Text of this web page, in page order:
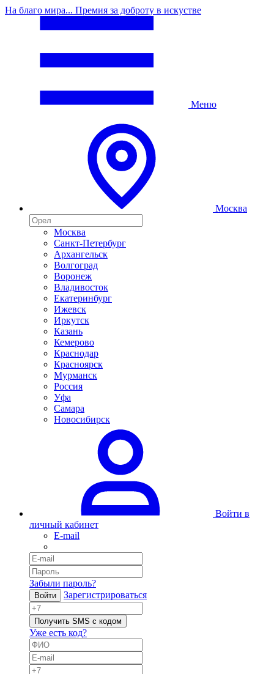
На благо мира... Премия за доброту в искустве
Меню
Москва
Москва
Санкт-Петербург
Архангельск
Волгоград
Воронеж
Владивосток
Екатеринбург
Ижевск
Иркутск
Казань
Кемерово
Краснодар
Красноярск
Мурманск
Россия
Уфа
Самара
Новосибирск
Войти в
личный кабинет
E-mail
Забыли пароль?
Войти Зарегистрироваться
Получить SMS с кодом
Уже есть код?